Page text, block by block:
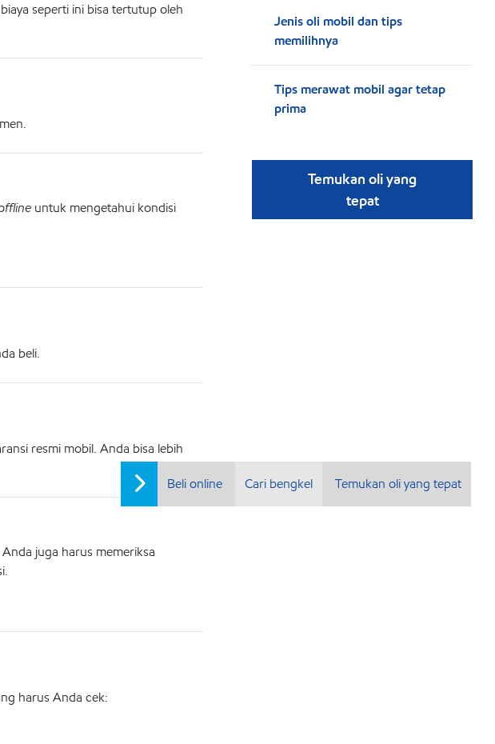
Beli online Cari bengkel Temukan oli yang tepat
seperti ini bisa tertutup oleh
untuk mengetahui kondisi
beli.
resmi mobil. Anda bisa lebih
juga harus memeriksa
harus Anda cek:
Jenis oli mobil dan tips
memilihnya
Tips merawat mobil agar tetap
prima
Temukan oli yang
tepat